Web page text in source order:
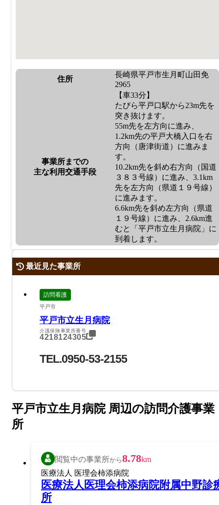
住所
長崎県平戸市生月町山田免
2965
事業所までの
主な利用交通手段
【車33分】
たびら平戸口駅から23m先を
突き抜けます。
55m先を左方向に進み、
1.2km先の平戸大橋入口を右
方向（唐津街道）に進みま
す。
10.2km先を斜め右方向（国道
３８３号線）に進み、3.1km
先を左方向（県道１９号線）
に進みます。
6.6km先を斜め左方向（県道
１９号線）に進み、2.6km進
むと「平戸市立生月病院」に
到着します。
最近見た事業所
訪問看護
平戸市
平戸市立生月病院
介護保険事業所番号
4218124305
TEL.0950-53-2155
平戸市立生月病院 周辺の訪問介護事業
所
閲覧中の事業所から8.78km
医療法人 医理会柿添病院
医療法人医理会柿添病院附属中野診
所